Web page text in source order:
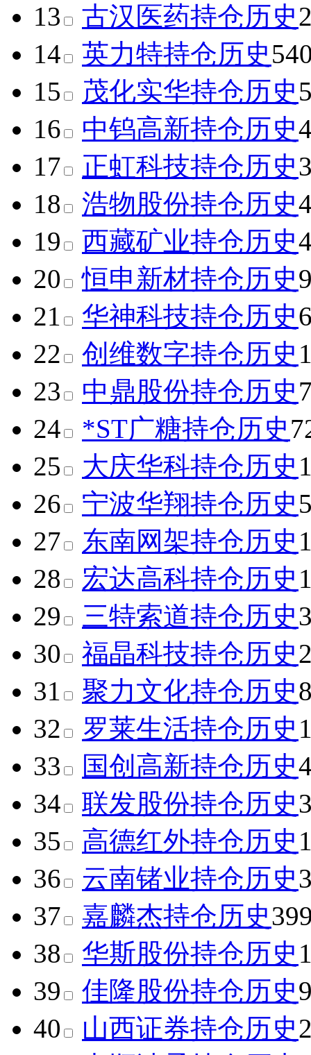
13
古汉医药持仓历史
14
英力特持仓历史
15
茂化实华持仓历史
16
中钨高新持仓历史
17
正虹科技持仓历史
18
浩物股份持仓历史
19
西藏矿业持仓历史
20
恒申新材持仓历史
21
华神科技持仓历史
22
创维数字持仓历史
23
中鼎股份持仓历史
24
*ST广糖持仓历史
25
大庆华科持仓历史
26
宁波华翔持仓历史
27
东南网架持仓历史
28
宏达高科持仓历史
29
三特索道持仓历史
30
福晶科技持仓历史
31
聚力文化持仓历史
32
罗莱生活持仓历史
33
国创高新持仓历史
34
联发股份持仓历史
35
高德红外持仓历史
36
云南锗业持仓历史
37
嘉麟杰持仓历史
38
华斯股份持仓历史
39
佳隆股份持仓历史
40
山西证券持仓历史